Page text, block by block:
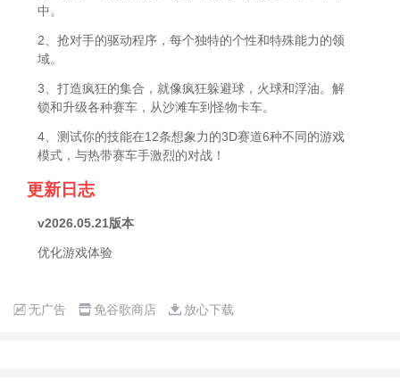
中。
2、抢对手的驱动程序，每个独特的个性和特殊能力的领
域。
3、打造疯狂的集合，就像疯狂躲避球，火球和浮油。解
锁和升级各种赛车，从沙滩车到怪物卡车。
4、测试你的技能在12条想象力的3D赛道6种不同的游戏
模式，与热带赛车手激烈的对战！
更新日志
v2026.05.21版本
优化游戏体验
无广告 免谷歌商店 放心下载